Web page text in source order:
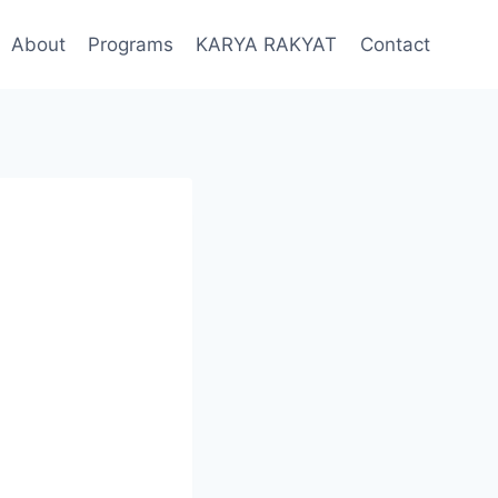
About Programs KARYA RAKYAT Contact